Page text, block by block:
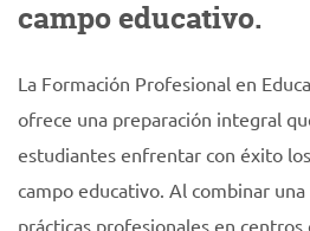
campo educativo.
La Formación Profesional en
ofrece una preparación integral
estudiantes enfrentar con éxito
campo educativo. Al combinar
prácticas profesionales en centros